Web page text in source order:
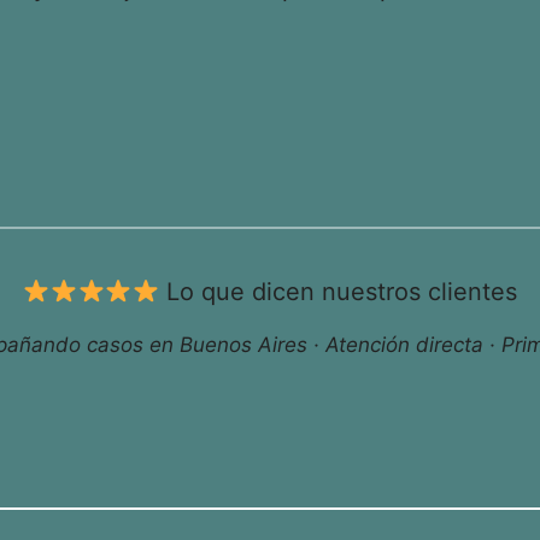
Lo que dicen nuestros clientes
casos en Buenos Aires · Atención directa ·